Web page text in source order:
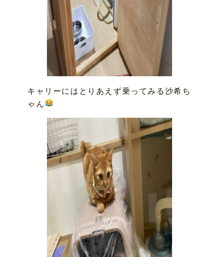
キャリーにはとりあえず乗ってみる沙希ち
ゃん